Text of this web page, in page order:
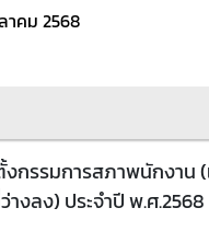
าคม 2568
งกรรมการสภาพนักงาน
งลง) ประจำปี พ.ศ.2568